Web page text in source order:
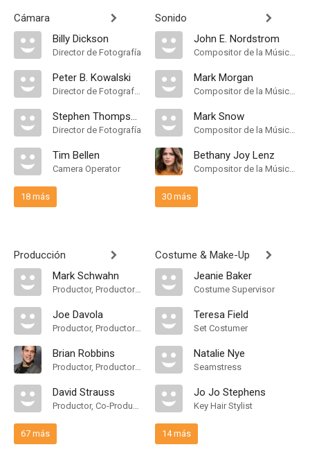
Cámara
Billy Dickson
Director de Fotografía
Peter B. Kowalski
Director de Fotografía, Camera Operator
Stephen Thompson
Director de Fotografía
Tim Bellen
Camera Operator
18 más
Producción
Mark Schwahn
Productor, Productor Ejecutivo, Productor Supervisor
Joe Davola
Productor, Productor Ejecutivo
Brian Robbins
Productor, Productor Ejecutivo
David Strauss
Productor, Co-Productor
67 más
Sonido
John E. Nordstrom
Compositor de la Música Original
Mark Morgan
Compositor de la Música Original
Mark Snow
Compositor de la Música Original
Bethany Joy Lenz
Compositor de la Música Original
30 más
Costume & Make-Up
Jeanie Baker
Costume Supervisor
Teresa Field
Set Costumer
Natalie Nye
Seamstress
Jo Jo Stephens
Key Hair Stylist
14 más